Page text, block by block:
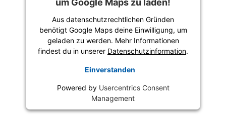
um Google Maps zu laden!
Aus datenschutzrechtlichen Gründen
benötigt Google Maps deine Einwilligung, um
geladen zu werden. Mehr Informationen
findest du in unserer Datenschutzinformation.
Einverstanden
Powered by Usercentrics Consent
Management